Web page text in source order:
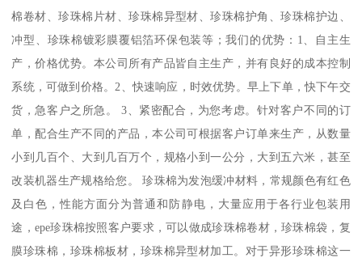
棉卷材、珍珠棉片材、珍珠棉异型材、珍珠棉护角、珍珠棉护边、
冲型、珍珠棉镀彩膜覆铝箔环保包装等；我们的优势：1、自主生
产，价格优势。本公司所有产品皆自主生产，并有良好的成本控制
系统，可做到价格。2、快速响应，时效优势。早上下单，快下午交
货，急客户之所急。 3、紧密配合，为您考虑。针对客户不同的订
单，配合生产不同的产品，本公司可根据客户订单来生产，从数量
小到几百个、大到几百万个，规格小到一公分，大到五六米，甚至
改装机器生产规格给您。 珍珠棉为发泡缓冲材料，常规颜色有红色
及白色，性能方面分为普通和防静电，大量应用于各行业包装用
途，epe珍珠棉按照客户要求，可以做成珍珠棉卷材，珍珠棉袋，复
膜珍珠棉，珍珠棉板材，珍珠棉异型材加工。对于异形珍珠棉这一